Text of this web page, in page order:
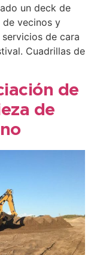
un deck de
de vecinos y
de cara
Cuadrillas de
de
de